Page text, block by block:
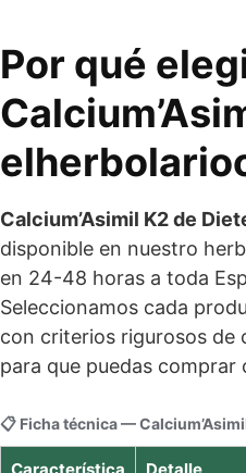
Por qué
Calcium’Asimil K2 de
disponible en nuestro
en 24-48 horas a toda
Seleccionamos cada
con criterios rigurosos de
para que puedas
📋 Ficha técnica —